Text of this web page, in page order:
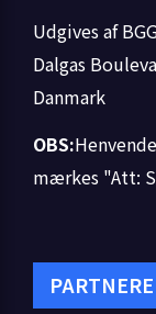
Udgives af
Dalgas
Danmark
OBS:
mærkes "Att:
PARTNERE